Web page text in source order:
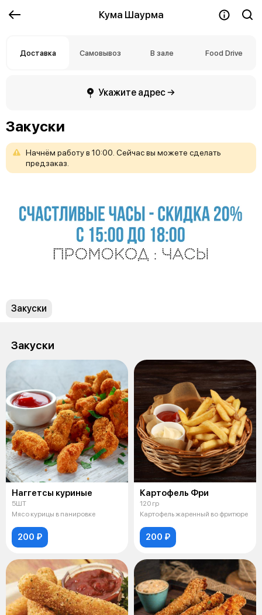
Кума Шаурма
Доставка Самовывоз В зале Food Drive
Укажите адрес →
Закуски
Начнём работув 10:00. Сейчасвы можете сделать
предзаказ.
Закуски
Закуски
Наггетсы куриные
5ШТ
Мясо курицы в панировке
200 ₽
Картофель Фри
120 гр
Картофель жаренный во фритюре
200 ₽